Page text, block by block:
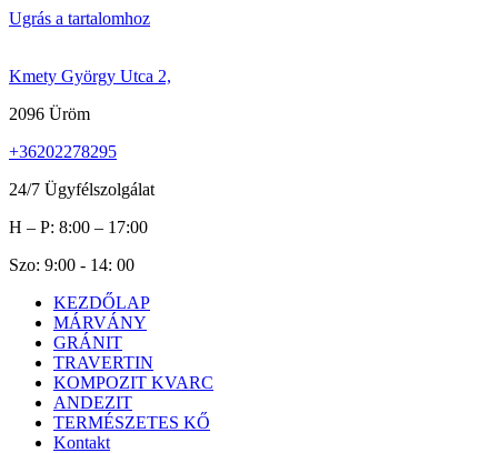
Ugrás a tartalomhoz
Kmety György Utca 2,
2096 Üröm
+36202278295
24/7 Ügyfélszolgálat
H – P: 8:00 – 17:00
Szo: 9:00 - 14: 00
KEZDŐLAP
MÁRVÁNY
GRÁNIT
TRAVERTIN
KOMPOZIT KVARC
ANDEZIT
TERMÉSZETES KŐ
Kontakt